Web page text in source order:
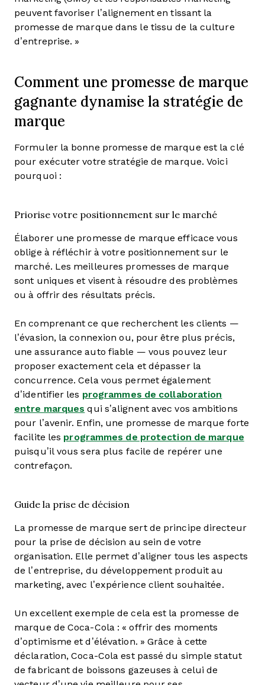
peuvent favoriser l’alignement en tissant la
promesse de marque dans le tissu de la culture
d’entreprise. »
Comment une promesse de marque
gagnante dynamise la stratégie de
marque
Formuler la bonne promesse de marque est la clé
pour exécuter votre stratégie de marque. Voici
pourquoi :
Priorise votre positionnement sur le marché
Élaborer une promesse de marque efficace vous
oblige à réfléchir à votre positionnement sur le
marché. Les meilleures promesses de marque
sont uniques et visent à résoudre des problèmes
ou à offrir des résultats précis.
En comprenant ce que recherchent les clients —
l’évasion, la connexion ou, pour être plus précis,
une assurance auto fiable — vous pouvez leur
proposer exactement cela et dépasser la
concurrence. Cela vous permet également
d’identifier les programmes de collaboration
entre marques qui s’alignent avec vos ambitions
pour l’avenir. Enfin, une promesse de marque forte
facilite les programmes de protection de marque
puisqu’il vous sera plus facile de repérer une
contrefaçon.
Guide la prise de décision
La promesse de marque sert de principe directeur
pour la prise de décision au sein de votre
organisation. Elle permet d’aligner tous les aspects
de l’entreprise, du développement produit au
marketing, avec l’expérience client souhaitée.
Un excellent exemple de cela est la promesse de
marque de Coca-Cola : « offrir des moments
d’optimisme et d’élévation. » Grâce à cette
déclaration, Coca-Cola est passé du simple statut
de fabricant de boissons gazeuses à celui de